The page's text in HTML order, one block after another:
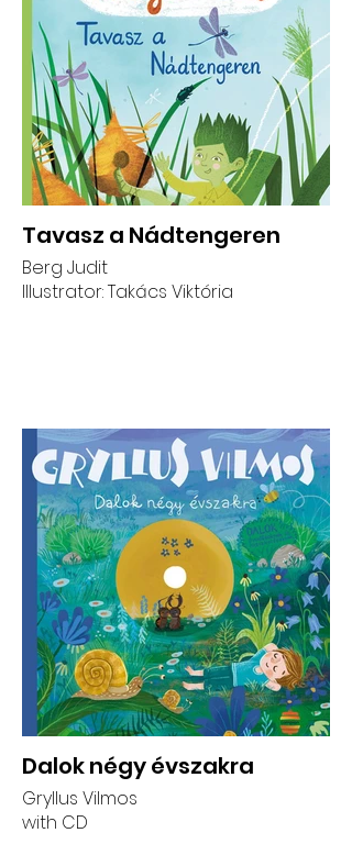
Tavasz a Nádtengeren
Berg Judit
Illustrator: Takács Viktória
Dalok négy évszakra
Gryllus Vilmos
with CD